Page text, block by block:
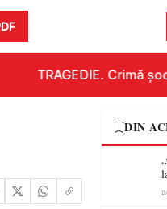
TRAGEDIE. Crimă
DIN